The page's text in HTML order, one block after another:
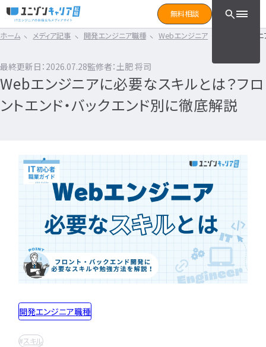
無料相談
まずは読みたい記事をサ
と検索！
IT転職コラム
IT転職ガイド
転職エージェント
IT用語wiki
ITエンジニア
エンジニア
開発エンジニア
インフラエンジニア
システムエンジニア
プログラマー
カテゴリから探す
IT転職コラム
インフラエンジニア職種
開発エンジニア職種
IT業界
タグから探す
JSTQB
エンジニア転職の準備
エンジニアはおすすめなの？
何のエンジニアになればいい？
エンジニアの勉強は何をすればいい？
企業研究・求人応募
企業選びで失敗すると？
ホーム メディア記事 開発エンジニア職種 Webエンジニア Webエンジ
最終更新日：2026.07.28監修者：土肥 将司
Webエンジニアに必要なスキルとは？フロ
ントエンド・バックエンド別に徹底解説
開発エンジニア職種
スキル